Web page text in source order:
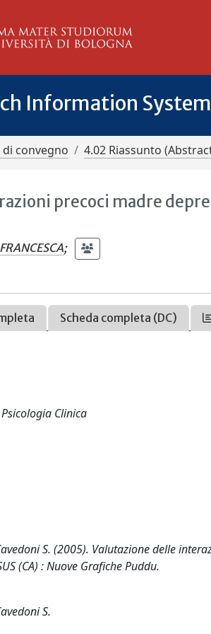
Information System
convegno 4.02 Riassunto
precoci madre
;
Scheda completa (DC)
Clinica
S. (2005). Valutazione delle
(CA) : Nuove Grafiche Puddu.
S.